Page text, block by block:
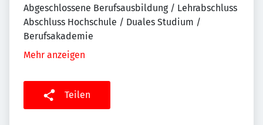
Abgeschlossene Berufsausbildung / Lehrabschluss
Abschluss Hochschule / Duales Studium /
Berufsakademie
Mehr anzeigen
Teilen